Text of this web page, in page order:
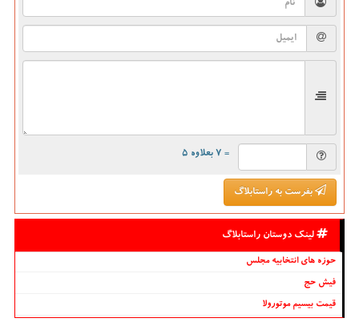
= ۷ بعلاوه ۵
بفرست به راستابلاگ
لینک دوستان راستابلاگ
حوزه های انتخابیه مجلس
فیش حج
قیمت بیسیم موتورولا